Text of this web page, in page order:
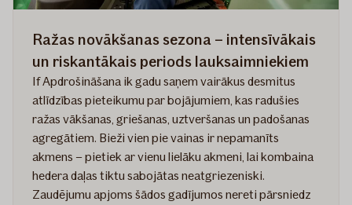
Ražas novākšanas sezona – intensīvākais
un riskantākais periods lauksaimniekiem
If Apdrošināšana ik gadu saņem vairākus desmitus
atlīdzības pieteikumu par bojājumiem, kas radušies
ražas vākšanas, griešanas, uztveršanas un padošanas
agregātiem. Bieži vien pie vainas ir nepamanīts
akmens – pietiek ar vienu lielāku akmeni, lai kombaina
hedera daļas tiktu sabojātas neatgriezeniski.
Zaudējumu apjoms šādos gadījumos nereti pārsniedz